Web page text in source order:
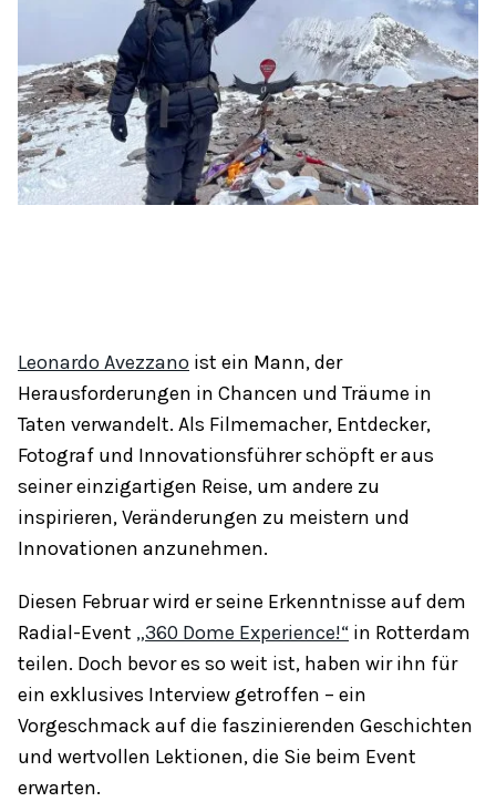
Leonardo Avezzano ist ein Mann, der
Herausforderungen in Chancen und Träume in
Taten verwandelt. Als Filmemacher, Entdecker,
Fotograf und Innovationsführer schöpft er aus
seiner einzigartigen Reise, um andere zu
inspirieren, Veränderungen zu meistern und
Innovationen anzunehmen.
Diesen Februar wird er seine Erkenntnisse auf dem
Radial-Event „360 Dome Experience!“ in Rotterdam
teilen. Doch bevor es so weit ist, haben wir ihn für
ein exklusives Interview getroffen – ein
Vorgeschmack auf die faszinierenden Geschichten
und wertvollen Lektionen, die Sie beim Event
erwarten.